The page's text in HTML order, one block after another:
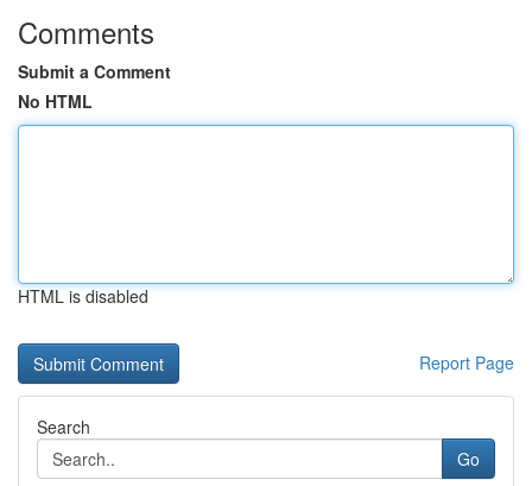
Comments
Submit a Comment
No HTML
HTML is disabled
Report Page
Search
Go